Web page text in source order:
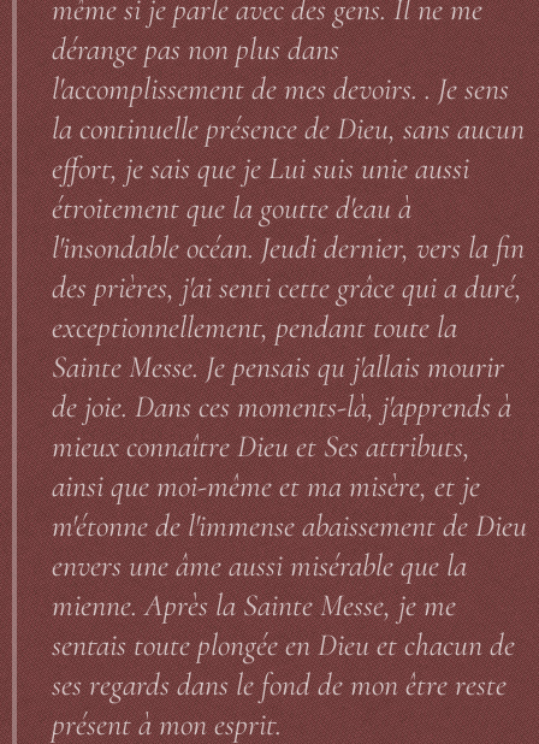
même si je parle avec des gens. Il ne me
dérange pas non plus dans
l'accomplissement de mes devoirs. . Je sens
la continuelle présence de Dieu, sans aucun
effort, je sais que je Lui suis unie aussi
étroitement que la goutte d'eau à
l'insondable océan. Jeudi dernier, vers la fin
des prières, j'ai senti cette grâce qui a duré,
exceptionnellement, pendant toute la
Sainte Messe. Je pensais qu j'allais mourir
de joie. Dans ces moments-là, j'apprends à
mieux connaître Dieu et Ses attributs,
ainsi que moi-même et ma misère, et je
m'étonne de l'immense abaissement de Dieu
envers une âme aussi misérable que la
mienne. Après la Sainte Messe, je me
sentais toute plongée en Dieu et chacun de
ses regards dans le fond de mon être reste
présent à mon esprit.